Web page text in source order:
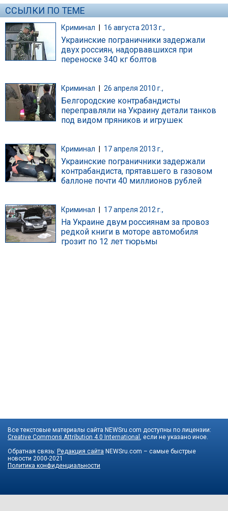
ССЫЛКИ ПО ТЕМЕ
Криминал | 16 августа 2013 г.,
Украинские пограничники задержали
двух россиян, надорвавшихся при
переноске 340 кг болтов
Криминал 26 апреля 2010 г.,
Белгородские контрабандисты
переправляли на Украину детали танков
под видом пряников и игрушек
Криминал 17 апреля 2013 г.,
Украинские пограничники задержали
контрабандиста, прятавшего в газовом
баллоне почти 40 миллионов рублей
Криминал 17 апреля 2012 г.,
На Украине двум россиянам за провоз
редкой книги в моторе автомобиля
грозит по 12 лет тюрьмы
Все текстовые материалы сайта NEWSru.com доступны по лицензии:
Creative Commons Attribution 4.0 International
, если не указано иное.
Обратная связь: Редакция сайта NEWSru.com – самые быстрые
новости 2000-2021
Политика конфиденциальности